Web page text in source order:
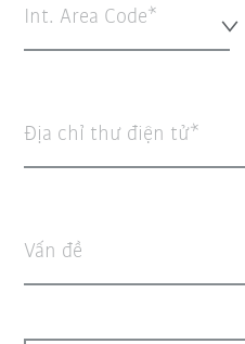
Int. Area Code*
Địa chỉ thư điện tử
Vấn đề